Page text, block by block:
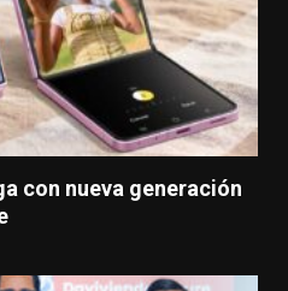
con nueva generación